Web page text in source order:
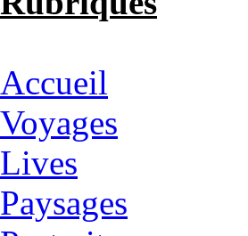
Accueil
Voyages
Lives
Paysages